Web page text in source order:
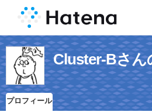
Cluster-Bさん
プロフィール